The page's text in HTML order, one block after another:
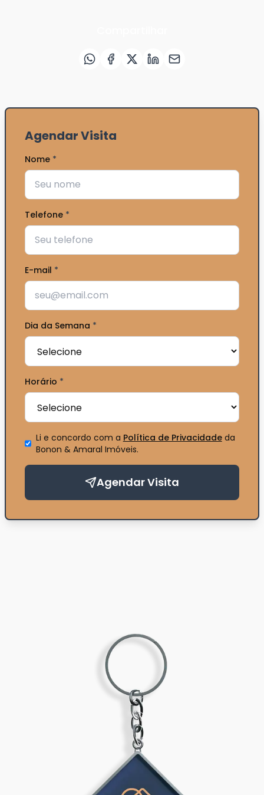
Agendar Visita
Nome *
Telefone *
E-mail *
Dia da Semana *
Horário *
Li e concordo com a Política de Privacidadeda
Bonon & Amaral Imóveis.
Agendar Visita